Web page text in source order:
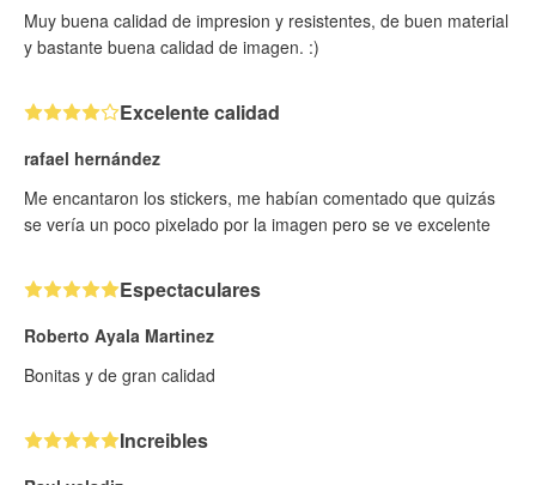
Muy buena calidad de impresion y resistentes, de buen material
y bastante buena calidad de imagen. :)
Excelente calidad
rafael hernández
Me encantaron los stickers, me habían comentado que quizás
se vería un poco pixelado por la imagen pero se ve excelente
Espectaculares
Roberto Ayala Martinez
Bonitas y de gran calidad
Increibles